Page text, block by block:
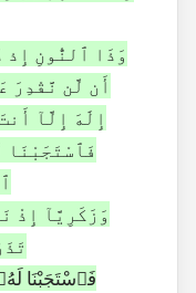
أَن لَّن نَّقْدِرَ
إِلَٰهَ إِلَّآ